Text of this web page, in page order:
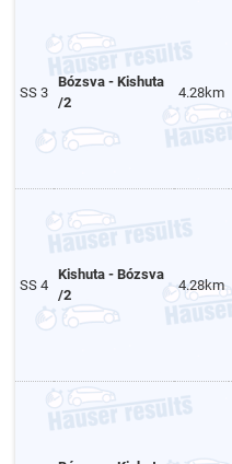
SS 3
Bózsva - Kishuta
/2
4.28km
SS 4
Kishuta - Bózsva
/2
4.28km